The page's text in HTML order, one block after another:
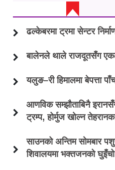
ढल्केबरमा ट्रमा सेन्टर
बालेनले थाले राजदूतसँग एकल
यलुङ–री हिमालमा बेपत्ता
आणविक सम्झौताबिनै
ट्रम्प, होर्मुज खोल्न
साउनको अन्तिम सोमबार
शिवालयमा भक्तजनको घुइँचो